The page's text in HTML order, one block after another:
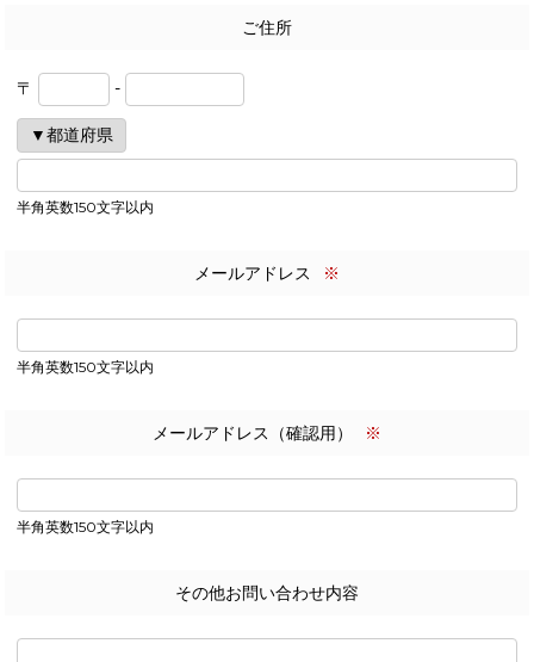
ご住所
〒 -
半角英数150文字以内
メールアドレス ※
半角英数150文字以内
メールアドレス（確認用） ※
半角英数150文字以内
その他お問い合わせ内容